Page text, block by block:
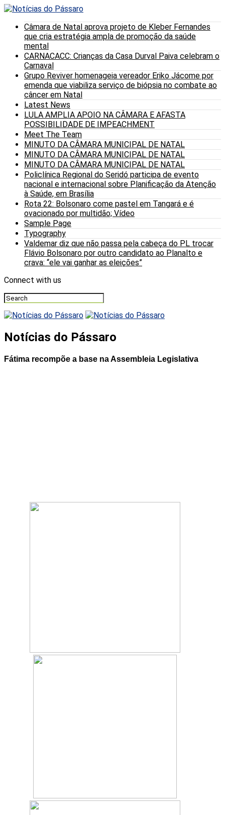
Câmara de Natal aprova projeto de Kleber Fernandes
que cria estratégia ampla de promoção da saúde
mental
CARNACACC: Crianças da Casa Durval Paiva celebram o
Carnaval
Grupo Reviver homenageia vereador Eriko Jácome por
emenda que viabiliza serviço de biópsia no combate ao
câncer em Natal
Latest News
LULA AMPLIA APOIO NA CÂMARA E AFASTA
POSSIBILIDADE DE IMPEACHMENT
Meet The Team
MINUTO DA CÂMARA MUNICIPAL DE NATAL
MINUTO DA CÂMARA MUNICIPAL DE NATAL
MINUTO DA CÂMARA MUNICIPAL DE NATAL
Policlínica Regional do Seridó participa de evento
nacional e internacional sobre Planificação da Atenção
à Saúde, em Brasília
Rota 22: Bolsonaro come pastel em Tangará e é
ovacionado por multidão; Vídeo
Sample Page
Typography
Valdemar diz que não passa pela cabeça do PL trocar
Flávio Bolsonaro por outro candidato ao Planalto e
crava: “ele vai ganhar as eleições”
Connect with us
Notícias do Pássaro
Fátima recompõe a base na Assembleia Legislativa